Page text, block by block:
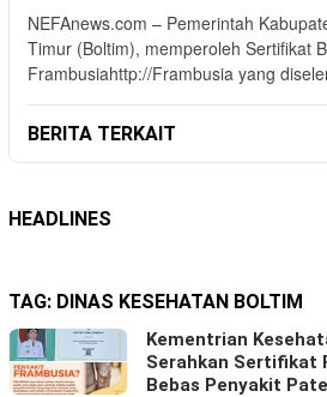
NEFAnews.com – Pemerintah
Timur (Boltim), memperoleh Sertifikat
Frambusiahttp://Frambusia yang
BERITA TERKAIT
HEADLINES
TAG: DINAS KESEHATAN BOLTIM
Kementrian
Serahkan Sertifikat
Bebas Penyakit